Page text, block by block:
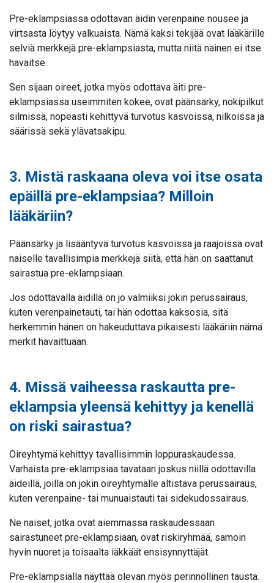
Pre-eklampsiassa odottavan äidin verenpaine nousee ja
virtsasta löytyy valkuaista. Nämä kaksi tekijää ovat lääkärille
selviä merkkejä pre-eklampsiasta, mutta niitä nainen ei itse
havaitse.
Sen sijaan oireet, jotka myös odottava äiti pre-
eklampsiassa useimmiten kokee, ovat päänsärky, nokipilkut
silmissä, nopeasti kehittyvä turvotus kasvoissa, nilkoissa ja
säärissä sekä ylävatsakipu.
3. Mistä raskaana oleva voi itse osata
epäillä pre-eklampsiaa? Milloin
lääkäriin?
Päänsärky ja lisääntyvä turvotus kasvoissa ja raajoissa ovat
naiselle tavallisimpia merkkejä siitä, että hän on saattanut
sairastua pre-eklampsiaan.
Jos odottavalla äidillä on jo valmiiksi jokin perussairaus,
kuten verenpainetauti, tai hän odottaa kaksosia, sitä
herkemmin hänen on hakeuduttava pikaisesti lääkäriin nämä
merkit havaittuaan.
4. Missä vaiheessa raskautta pre-
eklampsia yleensä kehittyy ja kenellä
on riski sairastua?
Oireyhtymä kehittyy tavallisimmin loppuraskaudessa.
Varhaista pre-eklampsiaa tavataan joskus niillä odottavilla
äideillä, joilla on jokin oireyhtymälle altistava perussairaus,
kuten verenpaine- tai munuaistauti tai sidekudossairaus.
Ne naiset, jotka ovat aiemmassa raskaudessaan
sairastuneet pre-eklampsiaan, ovat riskiryhmää, samoin
hyvin nuoret ja toisaalta iäkkäät ensisynnyttäjät.
Pre-eklampsialla näyttää olevan myös perinnöllinen tausta.